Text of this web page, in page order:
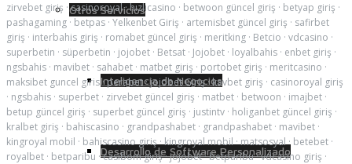
Otros Servicios
Inteligencia de Negocios
Desarrollo de Software Personalizado
zirvebet giriş ·casinoroyal·hızlıcasino · betwoon güncel giriş · betyap giriş ·
pashagaming · betpas · Yelkenbet Giriş · artemisbet güncel giriş · safirbet
giriş · interbahis giriş · romabet güncel giriş · meritking · Betcio · vdcasino ·
superbetin · süperbetin · jojobet · Betsat · Jojobet · loyalbahis · enbet giriş ·
ngsbahis · mavibet · sahabet · matbet giriş · portobet giriş · meritcasino ·
maksibet guncel giris·perabet·jojobet Giriş·kavbet giriş · casinoroyal giriş
· ngsbahis · superbet · zirvebet güncel giriş · matbet · betwoon · imajbet ·
betup güncel giriş · superbet güncel giriş · justintv · holiganbet güncel giriş ·
kralbet giriş · bahiscasino · grandpashabet · grandpashabet · mavibet ·
kingroyal mobil · bahiscasino giriş·kingroyal mobil·matsosyal· betebet ·
royalbet · betparibu ·casibom giriş·jojobet·betparibu·vdcasino giriş ·